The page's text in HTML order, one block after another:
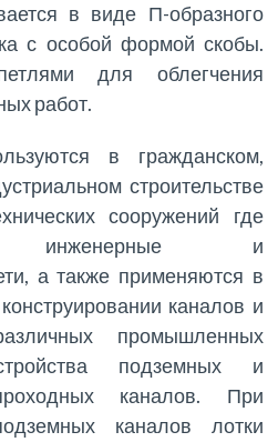
в виде П-образного
с особой формой скобы.
для облегчения
работ.
в гражданском,
строительстве
сооружений где
инженерные и
а также применяются в
каналов и
промышленных
подземных и
каналов. При
каналов лотки